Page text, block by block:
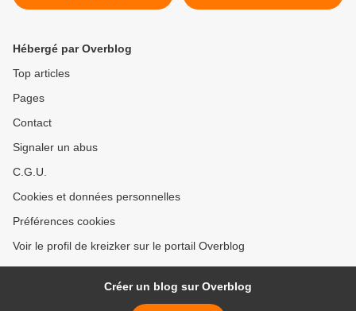
Hébergé par Overblog
Top articles
Pages
Contact
Signaler un abus
C.G.U.
Cookies et données personnelles
Préférences cookies
Voir le profil de kreizker sur le portail Overblog
Créer un blog sur Overblog